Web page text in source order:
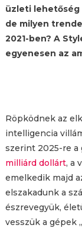
üzleti lehetőség
de milyen
2021-ben? A
egyenesen az
Röpködnek az
intelligencia
szerint 2025-re a
milliárd dollárt, a
emelkedik majd
elszakadunk a
észrevegyük,
vesszük a gépek